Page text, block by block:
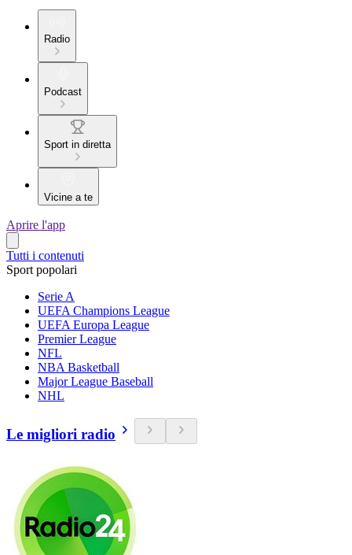
Radio
Podcast
Sport in diretta
Vicine a te
Aprire l'app
Tutti i contenuti
Sport popolari
Serie A
UEFA Champions League
UEFA Europa League
Premier League
NFL
NBA Basketball
Major League Baseball
NHL
Le migliori radio